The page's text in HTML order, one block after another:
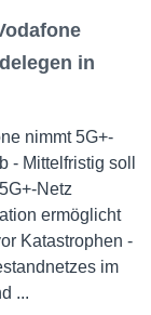
in
nimmt 5G+-
- Mittelfristig soll
Netz
ermöglicht
Katastrophen -
im
...